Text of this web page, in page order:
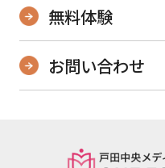
無料体験
お問い合わせ